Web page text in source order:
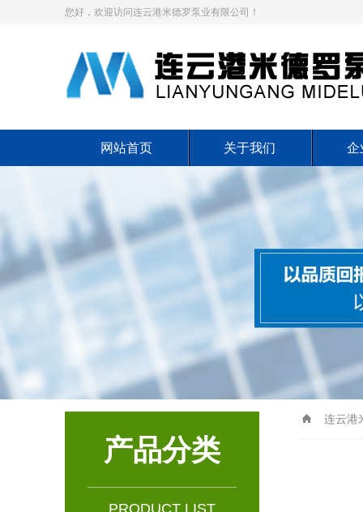
您好，欢迎访问连云港米德罗泵业有限公司！
网站首页 关于我们 企
产品分类
PRODUCT LIST
连云港